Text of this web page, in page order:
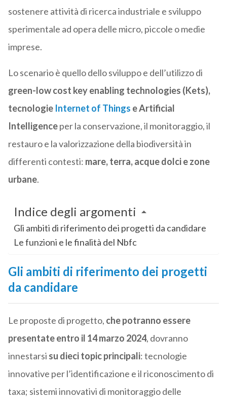
sostenere attività di ricerca industriale e sviluppo
sperimentale ad opera delle micro, piccole o medie
imprese.
Lo scenario è quello dello sviluppo e dell’utilizzo di
green-low cost key enabling technologies (Kets),
tecnologie Internet of Things e Artificial
Intelligenceper la conservazione, il monitoraggio, il
restauro e la valorizzazione della biodiversità in
differenti contesti: mare, terra, acque dolci e zone
urbane.
Indice degli argomenti
Gli ambiti di riferimento dei progetti da candidare
Le funzioni e le finalità del Nbfc
Gli ambiti di riferimento dei progetti
da candidare
Le proposte di progetto, che potranno essere
presentate entro il 14 marzo 2024, dovranno
innestarsi su dieci topic principali: tecnologie
innovative per l’identificazione e il riconoscimento di
taxa; sistemi innovativi di monitoraggio delle